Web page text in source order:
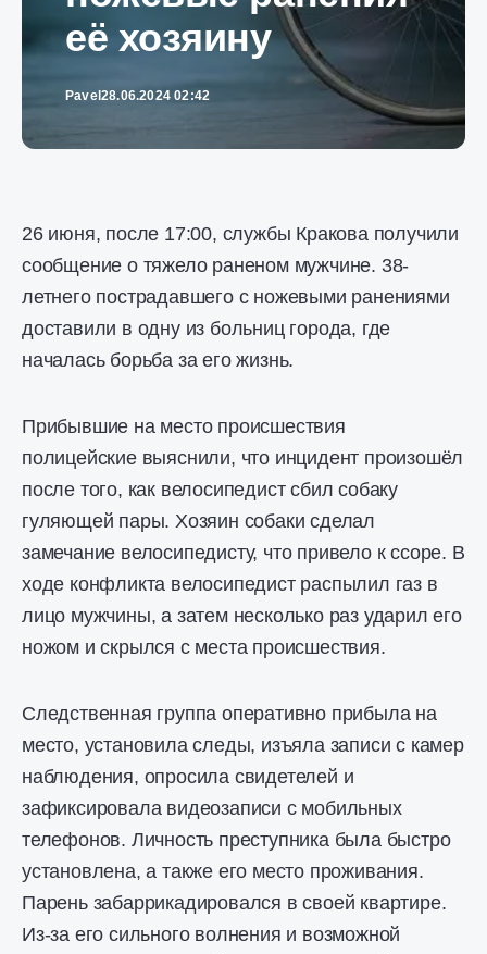
её хозяину
Pavel 28.06.2024 02:42
26 июня, после 17:00, службы Кракова получили
сообщение о тяжело раненом мужчине. 38-
летнего пострадавшего с ножевыми ранениями
доставили в одну из больниц города, где
началась борьба за его жизнь.
Прибывшие на место происшествия
полицейские выяснили, что инцидент произошёл
после того, как велосипедист сбил собаку
гуляющей пары. Хозяин собаки сделал
замечание велосипедисту, что привело к ссоре. В
ходе конфликта велосипедист распылил газ в
лицо мужчины, а затем несколько раз ударил его
ножом и скрылся с места происшествия.
Следственная группа оперативно прибыла на
место, установила следы, изъяла записи с камер
наблюдения, опросила свидетелей и
зафиксировала видеозаписи с мобильных
телефонов. Личность преступника была быстро
установлена, а также его место проживания.
Парень забаррикадировался в своей квартире.
Из-за его сильного волнения и возможной